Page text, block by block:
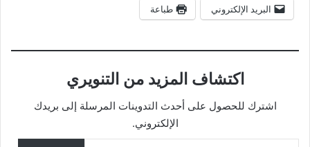
البريد الإلكتروني طباعة
اكتشاف المزيد من التنويري
اشترك للحصول على أحدث التدوينات المرسلة إلى بريدك
الإلكتروني.
كتابة بريدك الإلكتروني...